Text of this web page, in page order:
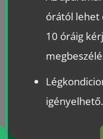
órától lehet
10 óráig
igényelhető.